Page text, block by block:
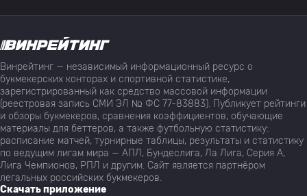
Винрейтинг — независимый информационный ресурс о
букмекерских конторах и спортивной статистике,
зарегистрированный как средство массовой информации
(реестровая запись СМИ ЭЛ № ФС 77-83883). Публикует рейтинги
и обзоры букмекеров, сравнения коэффициентов, обучающие
материалы для беттеров, а также футбольную статистику:
расписание матчей, турнирные таблицы, результаты и статистику
по ведущим лигам мира — АПЛ, Бундеслига, Ла Лига, Серия А,
Лига Чемпионов, РПЛ и другим. Сайт является партнёром
легальных российских букмекеров.
Скачать приложение